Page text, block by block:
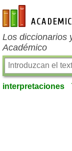
es-academic.com
Los diccionarios
Académico
interpretaciones